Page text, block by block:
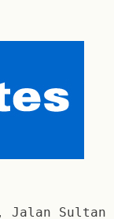
Jalan Sultan